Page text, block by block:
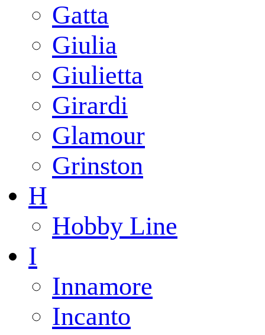
Gatta
Giulia
Giulietta
Girardi
Glamour
Grinston
H
Hobby Line
I
Innamore
Incanto